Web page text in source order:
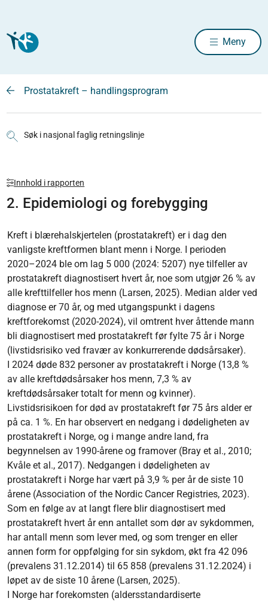
Meny
Prostatakreft – handlingsprogram
Søk i nasjonal faglig retningslinje
Innhold i rapporten
2. Epidemiologi og forebygging
Kreft i blærehalskjertelen (prostatakreft) er i dag den
vanligste kreftformen blant menn i Norge. I perioden
2020–2024 ble om lag 5 000 (2024: 5207) nye tilfeller av
prostatakreft diagnostisert hvert år, noe som utgjør 26 % av
alle krefttilfeller hos menn (Larsen, 2025). Median alder ved
diagnose er 70 år, og med utgangspunkt i dagens
kreftforekomst (2020-2024), vil omtrent hver åttende mann
bli diagnostisert med prostatakreft før fylte 75 år i Norge
(livstidsrisiko ved fravær av konkurrerende dødsårsaker).
I 2024 døde 832 personer av prostatakreft i Norge (13,8 %
av alle kreftdødsårsaker hos menn, 7,3 % av
kreftdødsårsaker totalt for menn og kvinner).
Livstidsrisikoen for død av prostatakreft før 75 års alder er
på ca. 1 %. En har observert en nedgang i dødeligheten av
prostatakreft i Norge, og i mange andre land, fra
begynnelsen av 1990-årene og framover (Bray et al., 2010;
Kvåle et al., 2017). Nedgangen i dødeligheten av
prostatakreft i Norge har vært på 3,9 % per år de siste 10
årene (Association of the Nordic Cancer Registries, 2023).
Som en følge av at langt flere blir diagnostisert med
prostatakreft hvert år enn antallet som dør av sykdommen,
har antall menn som lever med, og som trenger en eller
annen form for oppfølging for sin sykdom, økt fra 42 096
(prevalens 31.12.2014) til 65 858 (prevalens 31.12.2024) i
løpet av de siste 10 årene (Larsen, 2025).
I Norge har forekomsten (aldersstandardiserte